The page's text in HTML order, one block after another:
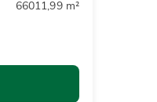
66011,99 m²